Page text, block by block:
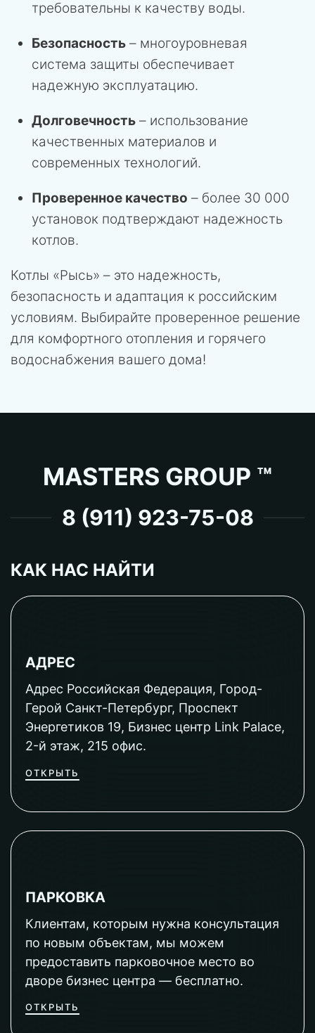
требовательны к качеству воды.
Безопасность – многоуровневая
система защиты обеспечивает
надежную эксплуатацию.
Долговечность – использование
качественных материалов и
современных технологий.
Проверенное качество – более 30 000
установок подтверждают надежность
котлов.
Котлы «Рысь» – это надежность,
безопасность и адаптация к российским
условиям. Выбирайте проверенное решение
для комфортного отопления и горячего
водоснабжения вашего дома!
MASTERS GROUP ™
8 (911) 923-75-08
КАК НАС НАЙТИ
АДРЕС
Адрес Российская Федерация, Город-
Герой Санкт-Петербург, Проспект
Энергетиков 19, Бизнес центр Link Palace,
2-й этаж, 215 офис.
ОТКРЫТЬ
ПАРКОВКА
Клиентам, которым нужна консультация
по новым объектам, мы можем
предоставить парковочное место во
дворе бизнес центра — бесплатно.
ОТКРЫТЬ